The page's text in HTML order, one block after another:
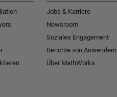
Jobs & Karriere
Newsroom
Soziales Engagement
Berichte von Anwendern
Über MathWorks